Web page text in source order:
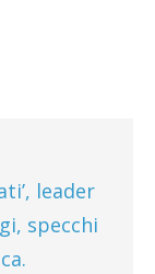
leader
specchi